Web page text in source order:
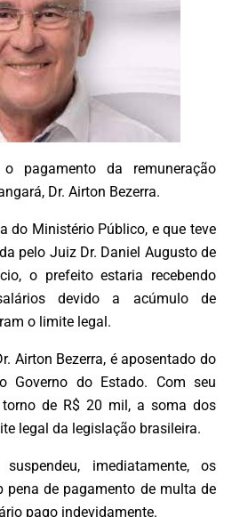
pagamento da remuneração
Dr. Airton Bezerra.
do Ministério Público, e que teve
pelo Juiz Dr. Daniel Augusto de
o prefeito estaria recebendo
devido a acúmulo de
o limite legal.
Airton Bezerra, é aposentado do
Governo do Estado. Com seu
de R$ 20 mil, a soma dos
legal da legislação brasileira.
imediatamente, os
pena de pagamento de multa de
pago indevidamente.